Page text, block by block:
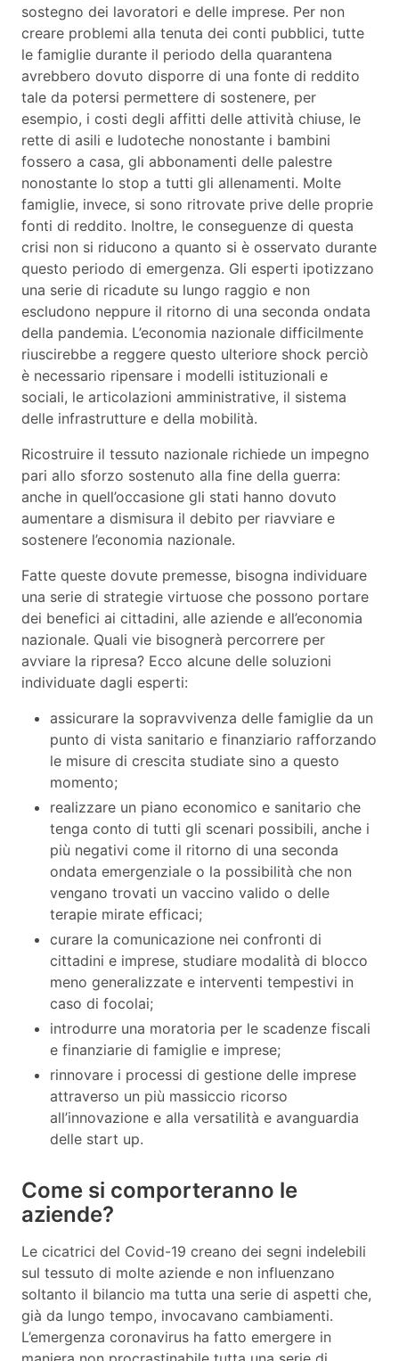
sostegno dei lavoratori e delle imprese. Per non
creare problemi alla tenuta dei conti pubblici, tutte
le famiglie durante il periodo della quarantena
avrebbero dovuto disporre di una fonte di reddito
tale da potersi permettere di sostenere, per
esempio, i costi degli affitti delle attività chiuse, le
rette di asili e ludoteche nonostante i bambini
fossero a casa, gli abbonamenti delle palestre
nonostante lo stop a tutti gli allenamenti. Molte
famiglie, invece, si sono ritrovate prive delle proprie
fonti di reddito. Inoltre, le conseguenze di questa
crisi non si riducono a quanto si è osservato durante
questo periodo di emergenza. Gli esperti ipotizzano
una serie di ricadute su lungo raggio e non
escludono neppure il ritorno di una seconda ondata
della pandemia. L’economia nazionale difficilmente
riuscirebbe a reggere questo ulteriore shock perciò
è necessario ripensare i modelli istituzionali e
sociali, le articolazioni amministrative, il sistema
delle infrastrutture e della mobilità.
Ricostruire il tessuto nazionale richiede un impegno
pari allo sforzo sostenuto alla fine della guerra:
anche in quell’occasione gli stati hanno dovuto
aumentare a dismisura il debito per riavviare e
sostenere l’economia nazionale.
Fatte queste dovute premesse, bisogna individuare
una serie di strategie virtuose che possono portare
dei benefici ai cittadini, alle aziende e all’economia
nazionale. Quali vie bisognerà percorrere per
avviare la ripresa? Ecco alcune delle soluzioni
individuate dagli esperti:
assicurare la sopravvivenza delle famiglie da un
punto di vista sanitario e finanziario rafforzando
le misure di crescita studiate sino a questo
momento;
realizzare un piano economico e sanitario che
tenga conto di tutti gli scenari possibili, anche i
più negativi come il ritorno di una seconda
ondata emergenziale o la possibilità che non
vengano trovati un vaccino valido o delle
terapie mirate efficaci;
curare la comunicazione nei confronti di
cittadini e imprese, studiare modalità di blocco
meno generalizzate e interventi tempestivi in
caso di focolai;
introdurre una moratoria per le scadenze fiscali
e finanziarie di famiglie e imprese;
rinnovare i processi di gestione delle imprese
attraverso un più massiccio ricorso
all’innovazione e alla versatilità e avanguardia
delle start up.
Come si comporteranno le
aziende?
Le cicatrici del Covid-19 creano dei segni indelebili
sul tessuto di molte aziende e non influenzano
soltanto il bilancio ma tutta una serie di aspetti che,
già da lungo tempo, invocavano cambiamenti.
L’emergenza coronavirus ha fatto emergere in